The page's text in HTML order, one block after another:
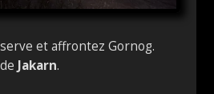
et affrontez Gornog.
Jakarn.